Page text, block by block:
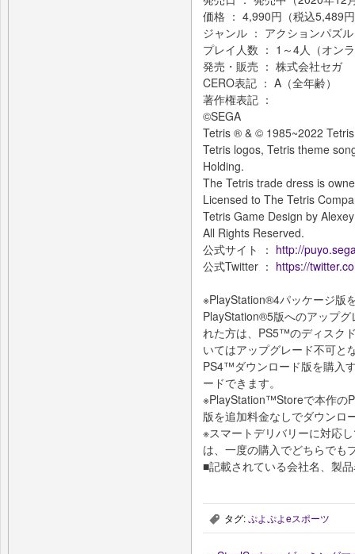
価格 ： 4,990円（税込5,489
ジャンル ： アクションパズル
プレイ人数 ： 1～4人（オン
発売・販売 ： 株式会社セガ
CERO表記 ： A（全年齢）
著作権表記 ：
©SEGA
Tetris ® & © 1985~2022
Tetris logos, Tetris theme
Holding.
The Tetris trade dress is
Licensed to The Tetris
Tetris Game Design by
All Rights Reserved.
公式サイト ： http://
公式Twitter ： https://
※PlayStation®︎4パッケージ版
PlayStation®︎5版へのアップ
れた方は、PS5™のディスク
いてはアップグレード不可
PS4™ダウンロード版を購入
ードできます。
※PlayStation™Storeで本作の
版を追加料金なしでダウンロ
※スマートデリバリーに対応
は、一度の購入でどちらでも
■記載されている会社名、製
, タグ:ぷよぷよeスポーツ